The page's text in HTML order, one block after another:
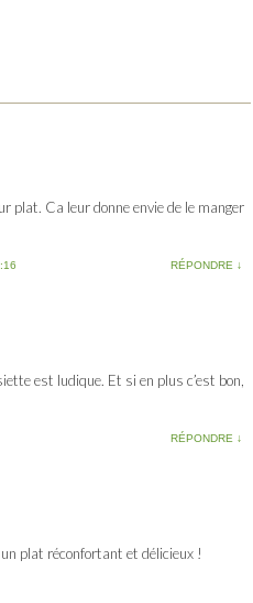
plat. Ca leur donne envie de le manger
RÉPONDRE ↓
est ludique. Et si en plus c’est bon,
RÉPONDRE ↓
plat réconfortant et délicieux !